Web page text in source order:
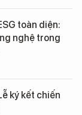
toàn diện:
nghệ trong
ký kết chiến